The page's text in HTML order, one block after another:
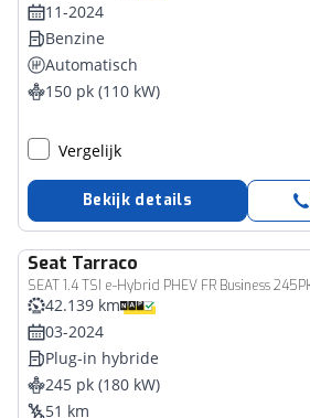
11-2024
Benzine
Automatisch
150 pk (110 kW)
Vergelijk
Bekijk details
Seat Tarraco
42.139 km
03-2024
Plug-in hybride
245 pk (180 kW)
51 km